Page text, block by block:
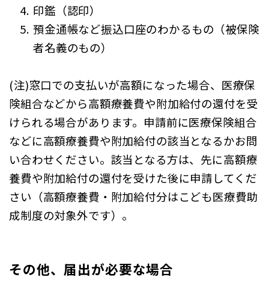
印鑑（認印）
預金通帳など振込口座のわかるもの（被保険
者名義のもの）
(注)窓口での支払いが高額になった場合、医療保
険組合などから高額療養費や附加給付の還付を受
けられる場合があります。申請前に医療保険組合
などに高額療養費や附加給付の該当となるかお問
い合わせください。該当となる方は、先に高額療
養費や附加給付の還付を受けた後に申請してくだ
さい（高額療養費・附加給付分はこども医療費助
成制度の対象外です）。
その他、届出が必要な場合